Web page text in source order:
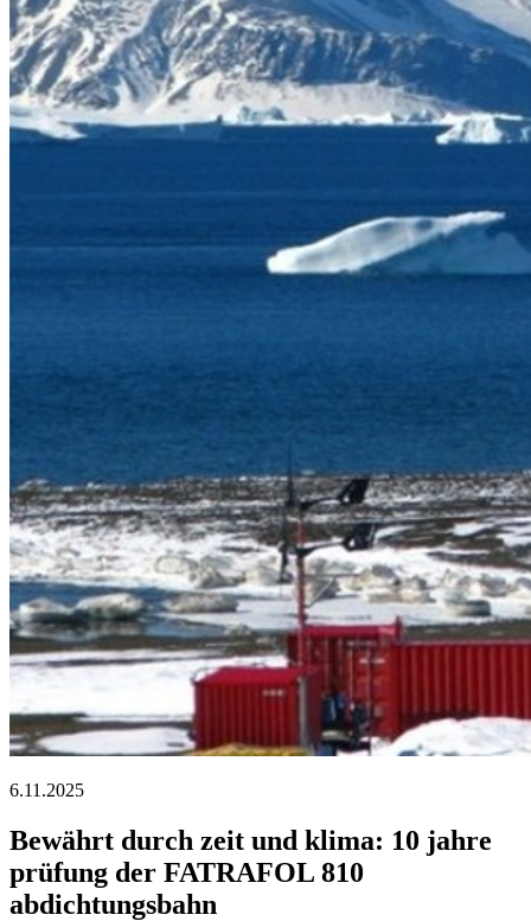
6.11.2025
Bewährt durch zeit und klima: 10 jahre
prüfung der FATRAFOL 810
abdichtungsbahn